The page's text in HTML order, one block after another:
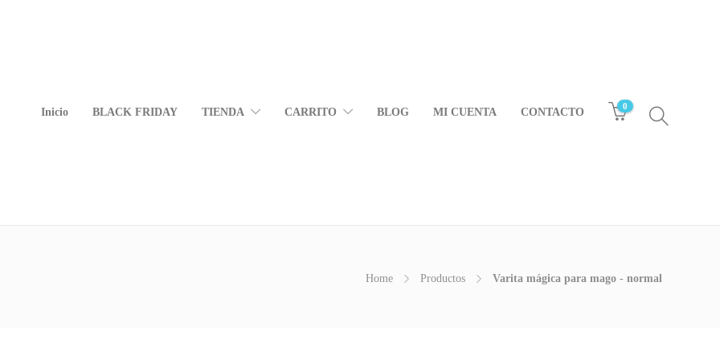
Inicio BLACK FRIDAY TIENDA CARRITO BLOG MI CUENTA CONTACTO 0
Home Productos Varita mágica para mago - normal